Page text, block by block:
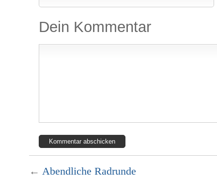
Dein Kommentar
← Abendliche Radrunde